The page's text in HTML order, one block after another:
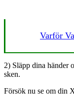
Varför
2) Släpp dina händer
sken.
Försök nu se om din